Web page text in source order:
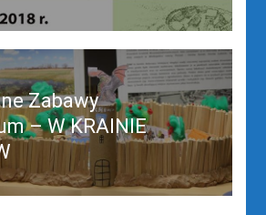
Zabawy
– W KRAINIE